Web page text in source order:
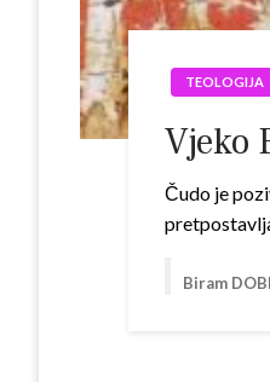
TEOLOGIJA
Vjeko
Čudo je
Biram